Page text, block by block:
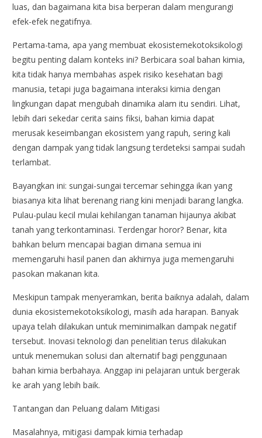
luas, dan bagaimana kita bisa berperan dalam mengurangi
efek-efek negatifnya.
Pertama-tama, apa yang membuat ekosistemekotoksikologi
begitu penting dalam konteks ini? Berbicara soal bahan kimia,
kita tidak hanya membahas aspek risiko kesehatan bagi
manusia, tetapi juga bagaimana interaksi kimia dengan
lingkungan dapat mengubah dinamika alam itu sendiri. Lihat,
lebih dari sekedar cerita sains fiksi, bahan kimia dapat
merusak keseimbangan ekosistem yang rapuh, sering kali
dengan dampak yang tidak langsung terdeteksi sampai sudah
terlambat.
Bayangkan ini: sungai-sungai tercemar sehingga ikan yang
biasanya kita lihat berenang riang kini menjadi barang langka.
Pulau-pulau kecil mulai kehilangan tanaman hijaunya akibat
tanah yang terkontaminasi. Terdengar horor? Benar, kita
bahkan belum mencapai bagian dimana semua ini
memengaruhi hasil panen dan akhirnya juga memengaruhi
pasokan makanan kita.
Meskipun tampak menyeramkan, berita baiknya adalah, dalam
dunia ekosistemekotoksikologi, masih ada harapan. Banyak
upaya telah dilakukan untuk meminimalkan dampak negatif
tersebut. Inovasi teknologi dan penelitian terus dilakukan
untuk menemukan solusi dan alternatif bagi penggunaan
bahan kimia berbahaya. Anggap ini pelajaran untuk bergerak
ke arah yang lebih baik.
Tantangan dan Peluang dalam Mitigasi
Masalahnya, mitigasi dampak kimia terhadap